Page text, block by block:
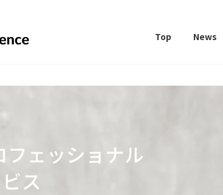
Top News
ェッショナル
ス